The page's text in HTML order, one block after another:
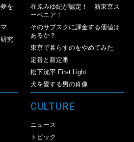
を
究
在原みゆ紀が認定！ 新東京ス
ーベニア！
そのサブスクに課金する価値は
あるか？
東京で暮らすのをやめてみた
定番と新定番
松下洸平 First Light
犬を愛する男の肖像
CULTURE
ニュース
トピック